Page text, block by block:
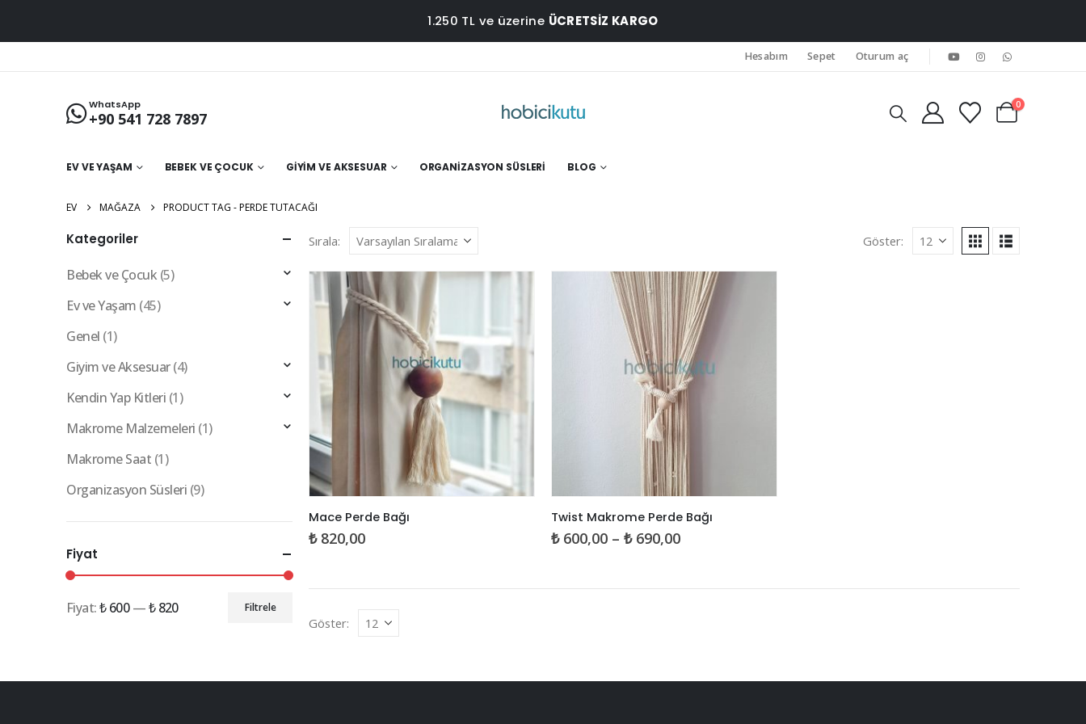
1.250 TL ve üzerine ÜCRETSİZ KARGO
Hesabım Sepet Oturum aç
WhatsApp
+90 541 728 7897
0
EV VE YAŞAM BEBEK VE ÇOCUK GIYIM VE AKSESUAR ORGANIZASYON SÜSLERI BLOG
EV MAĞAZA PRODUCT TAG -PERDE TUTACAĞI
Sırala: Göster:
ürünün
birden
Seçenekler
seçilebilir
Mace Perde Bağı
₺820,00
ürünün
birden
seçilebilir
Twist Makrome Perde Bağı
₺600,00 – ₺690,00Fiyat
₺ 690,00
Göster:
Kategoriler
Bebek ve Çocuk (5)
Ev ve Yaşam (45)
Genel (1)
Giyim ve Aksesuar(4)
Kendin Yap Kitleri (1)
Makrome Malzemeleri (1)
Makrome Saat (1)
Organizasyon Süsleri (9)
Fiyat
En
En
Filtrele
Fiyat:₺ 600—₺ 820